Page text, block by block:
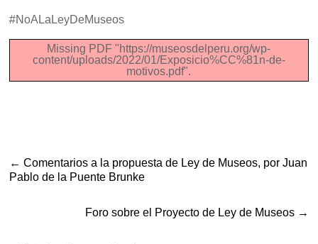
#NoALaLeyDeMuseos
Missing PDF "https://museosdelperu.org/wp-
content/uploads/2022/01/Exposicio%CC%81n-de-
motivos.pdf".
← Comentarios a la propuesta de Ley de Museos, por Juan
Pablo de la Puente Brunke
Foro sobre el Proyecto de Ley de Museos →